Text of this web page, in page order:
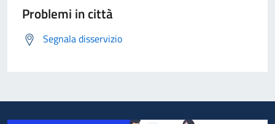
Problemi in città
Segnala disservizio